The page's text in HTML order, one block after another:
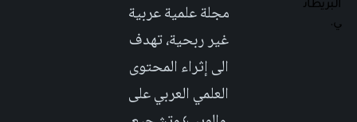
مجلة علمية عربية
غير ربحية، تهدف
الى إثراء المحتوى
العلمي العربي على